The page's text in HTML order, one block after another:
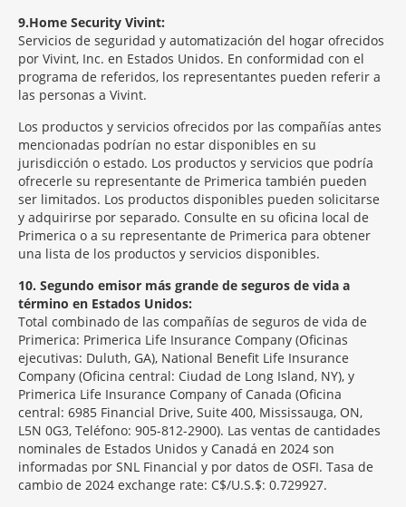
9 Home Security Vivint:
Servicios de seguridad y automatización del hogar ofrecidos
por Vivint, Inc. en Estados Unidos. En conformidad con el
programa de referidos, los representantes pueden referir a
las personas a Vivint.
Los productos y servicios ofrecidos por las compañías antes
mencionadas podrían no estar disponibles en su
jurisdicción o estado. Los productos y servicios que podría
ofrecerle su representante de Primerica también pueden
ser limitados. Los productos disponibles pueden solicitarse
y adquirirse por separado. Consulte en su oficina local de
Primerica o a su representante de Primerica para obtener
una lista de los productos y servicios disponibles.
10 Segundo emisor más grande de seguros de vida a
término en Estados Unidos:
Total combinado de las compañías de seguros de vida de
Primerica: Primerica Life Insurance Company (Oficinas
ejecutivas: Duluth, GA), National Benefit Life Insurance
Company (Oficina central: Ciudad de Long Island, NY), y
Primerica Life Insurance Company of Canada (Oficina
central: 6985 Financial Drive, Suite 400, Mississauga, ON,
L5N 0G3, Teléfono: 905-812-2900). Las ventas de cantidades
nominales de Estados Unidos y Canadá en 2024 son
informadas por SNL Financial y por datos de OSFI. Tasa de
cambio de 2024 exchange rate: C$/U.S.$: 0.729927.